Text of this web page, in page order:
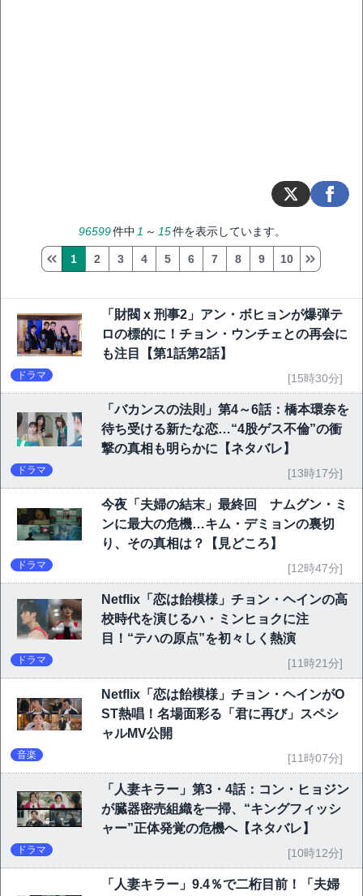
96599件中 1 ～ 15件を表示しています。
1 2 3 4 5 6 7 8 9 10
「財閥 x 刑事2」アン・ボヒョンが爆弾テ
ロの標的に！チョン・ウンチェとの再会に
も注目【第1話第2話】
ドラマ [15時30分]
「バカンスの法則」第4～6話：橋本環奈を
待ち受ける新たな恋…“4股ゲス不倫”の衝
撃の真相も明らかに【ネタバレ】
ドラマ [13時17分]
今夜「夫婦の結末」最終回 ナムグン・ミ
ンに最大の危機…キム・デミョンの裏切
り、その真相は？【見どころ】
ドラマ [12時47分]
Netflix「恋は飴模様」チョン・ヘインの高
校時代を演じるハ・ミンヒョクに注
目！“テハの原点”を初々しく熱演
ドラマ [11時21分]
Netflix「恋は飴模様」チョン・ヘインがO
ST熱唱！名場面彩る「君に再び」スペシ
ャルMV公開
音楽 [11時07分]
「人妻キラー」第3・4話：コン・ヒョジン
が臓器密売組織を一掃、“キングフィッシ
ャー”正体発覚の危機へ【ネタバレ】
ドラマ [10時12分]
「人妻キラー」9.4％で二桁目前！「夫婦